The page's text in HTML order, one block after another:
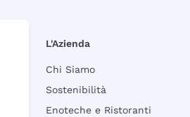
L'Azienda
Chi Siamo
Sostenibilità
Enoteche e Ristoranti